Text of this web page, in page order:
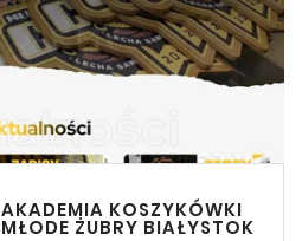
AKADEMIA KOSZYKÓWKI
MŁODE ŻUBRY BIAŁYSTOK